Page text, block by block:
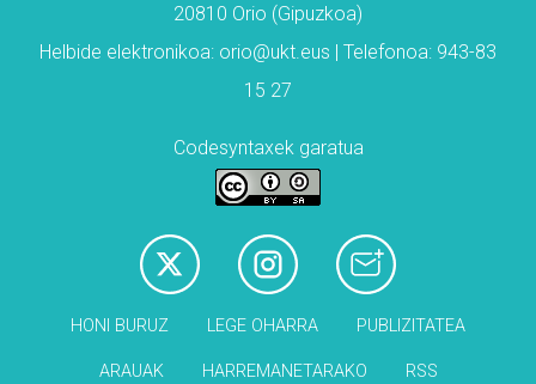
20810 Orio (Gipuzkoa)
Helbide elektronikoa: orio@ukt.eus | Telefonoa: 943-83
15 27
Codesyntaxek garatua
HONI BURUZ LEGE OHARRA PUBLIZITATEA
ARAUAK HARREMANETARAKO RSS